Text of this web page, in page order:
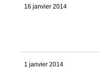
16 janvier 2014
1 janvier 2014